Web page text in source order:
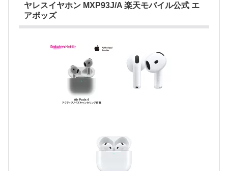
ヤレスイヤホン MXP93J/A 楽天モバイル公式 エ
アポッズ